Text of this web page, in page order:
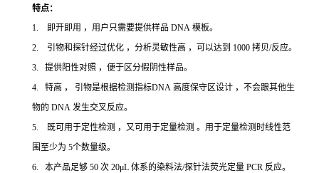
特点：
1. 即开即用 ，用户只需要提供样品 DNA 模板。
2. 引物和探针经过优化 ，分析灵敏性高 ，可以达到 1000 拷贝/反应。
3. 提供阳性对照 ，便于区分假阴性样品。
4. 特高 ， 引物是根据检测指标DNA 高度保守区设计 ，不会跟其他生
物的 DNA 发生交叉反应。
5. 既可用于定性检测 ，又可用于定量检测 。用于定量检测时线性范
围至少为 5个数量级。
6. 本产品足够 50 次 20μL 体系的染料法/探针法荧光定量 PCR 反应。